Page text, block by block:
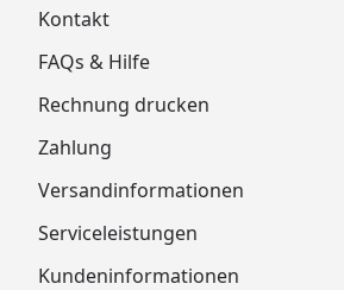
Kontakt
FAQs & Hilfe
Rechnung drucken
Zahlung
Versandinformationen
Serviceleistungen
Kundeninformationen